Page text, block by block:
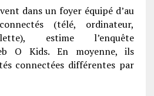
dans un foyer équipé d’au
(télé, ordinateur,
estime l’enquête
O Kids. En moyenne, ils
connectées différentes par